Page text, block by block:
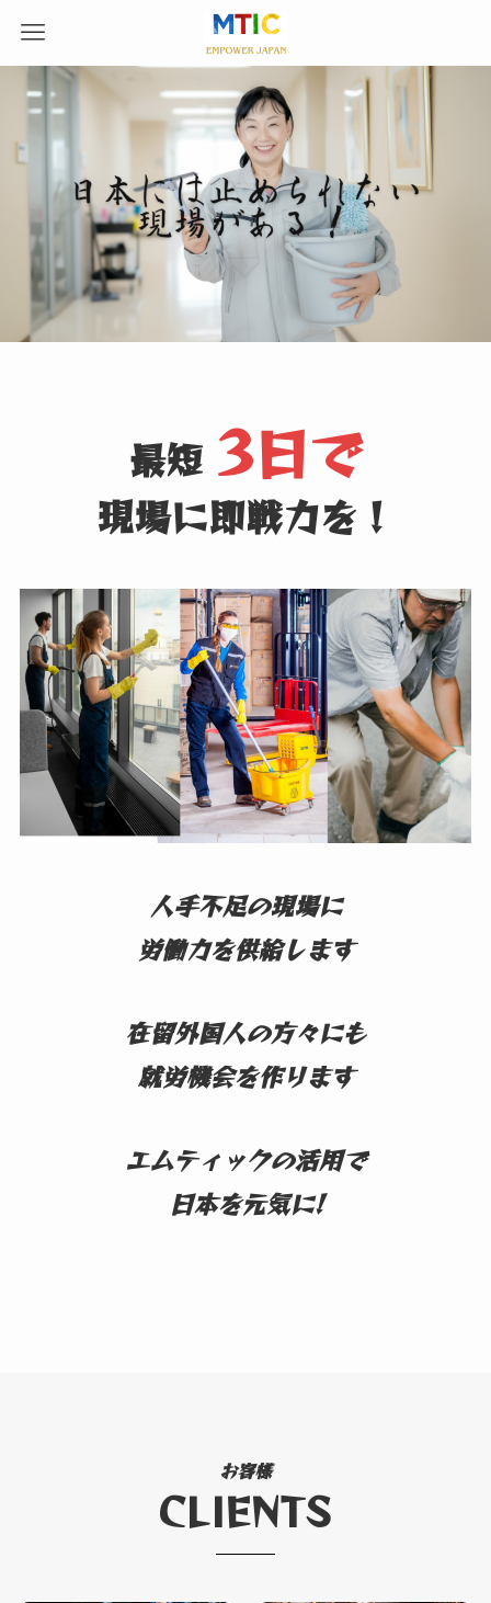
最短 3日で
現場に即戦力を！
人手不足の現場に
労働力を供給します
在留外国人の方々にも
就労機会を作ります
エムティックの活用で
日本を元気に!
お客様
CLIENTS